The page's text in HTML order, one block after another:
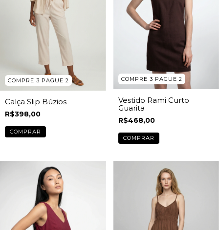
COMPRE 3 PAGUE 2
Calça Slip Búzios
R$398,00
COMPRAR
COMPRE 3 PAGUE 2
Vestido Rami Curto
Guarita
R$468,00
COMPRAR